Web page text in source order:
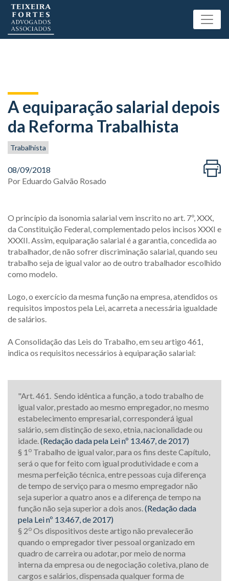
A equiparação salarial depois
da Reforma Trabalhista
Trabalhista
08/09/2018
Por Eduardo Galvão Rosado
O princípio da isonomia salarial vem inscrito no art. 7º, XXX,
da Constituição Federal, complementado pelos incisos XXXI e
XXXII. Assim, equiparação salarial é a garantia, concedida ao
trabalhador, de não sofrer discriminação salarial, quando seu
trabalho seja de igual valor ao de outro trabalhador escolhido
como modelo.
Logo, o exercício da mesma função na empresa, atendidos os
requisitos impostos pela Lei, acarreta a necessária igualdade
de salários.
A Consolidação das Leis do Trabalho, em seu artigo 461,
indica os requisitos necessários à equiparação salarial:
"Art. 461. Sendo idêntica a função, a todo trabalho de
igual valor, prestado ao mesmo empregador, no mesmo
estabelecimento empresarial, corresponderá igual
salário, sem distinção de sexo, etnia, nacionalidade ou
idade.(Redação dada pela Lei nº 13.467, de 2017)
§ 1 o Trabalho de igual valor, para os fins deste Capítulo,
será o que for feito com igual produtividade e com a
mesma perfeição técnica, entre pessoas cuja diferença
de tempo de serviço para o mesmo empregador não
seja superior a quatro anos e a diferença de tempo na
função não seja superior a dois anos.(Redação dada
pela Lei nº 13.467, de 2017)
§ 2o Os dispositivos deste artigo não prevalecerão
quando o empregador tiver pessoal organizado em
quadro de carreira ou adotar, por meio de norma
interna da empresa ou de negociação coletiva, plano de
cargos e salários, dispensada qualquer forma de